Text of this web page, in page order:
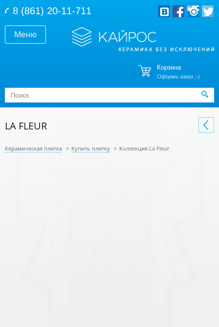
Меню
8 (861) 20-11-711
Корзина
Оформи заказ ;-)
Форма поиска
Поиск
LA FLEUR
Керамическая плитка > Купить плитку > Коллекция La Fleur